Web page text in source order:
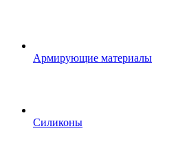
Армирующие материалы
Силиконы